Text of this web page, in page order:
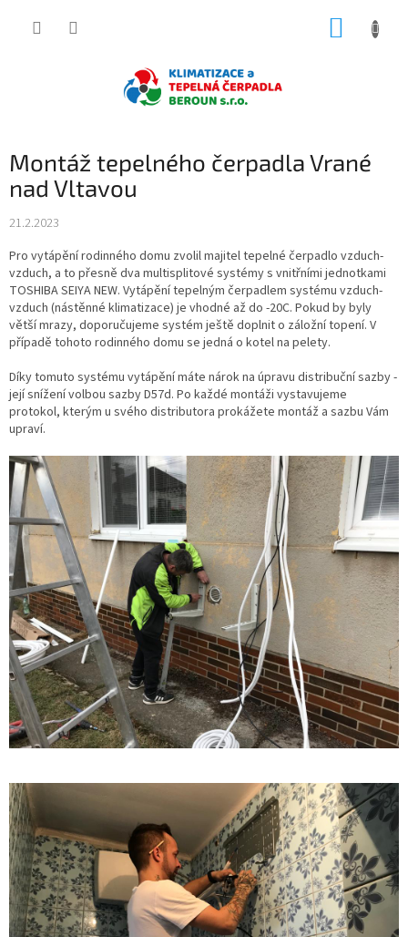
Montáž tepelného čerpadla Vrané
nad Vltavou
21.2.2023
Pro vytápění rodinného domu zvolil majitel tepelné čerpadlo vzduch-
vzduch, a to přesně dva multisplitové systémy s vnitřními jednotkami
TOSHIBA SEIYA NEW. Vytápění tepelným čerpadlem systému vzduch-
vzduch (nástěnné klimatizace) je vhodné až do -20C. Pokud by byly
větší mrazy, doporučujeme systém ještě doplnit o záložní topení. V
případě tohoto rodinného domu se jedná o kotel na pelety.
Díky tomuto systému vytápění máte nárok na úpravu distribuční sazby -
její snížení volbou sazby D57d. Po každé montáži vystavujeme
protokol, kterým u svého distributora prokážete montáž a sazbu Vám
upraví.